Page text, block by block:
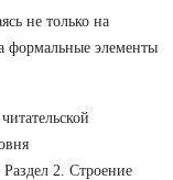
не только на
формальные элементы
2. Строение